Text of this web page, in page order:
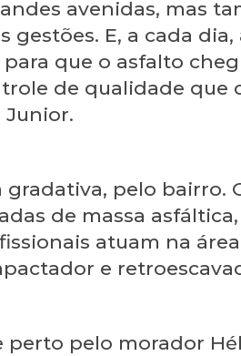
avenidas, mas
E, a cada
para que o asfalto
de qualidade que
Junior.
pelo bairro.
de massa
atuam na
e
pelo morador